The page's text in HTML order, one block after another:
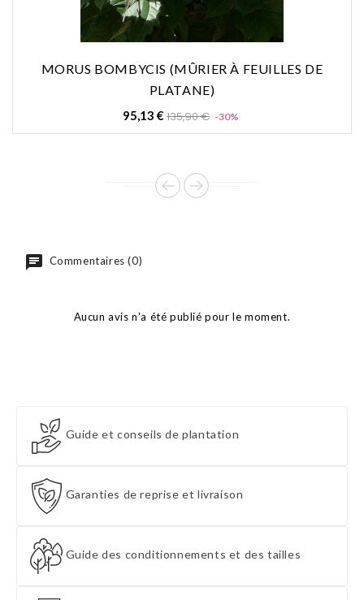
MORUS BOMBYCIS (MÛRIER À FEUILLES DE
PLATANE)
95,13 € Prix
135,90 € -30%
Commentaires (0)
Aucun avis n'a été publié pour le moment.
Guide et conseils de plantation
Garanties de reprise et livraison
Guide des conditionnements et des tailles